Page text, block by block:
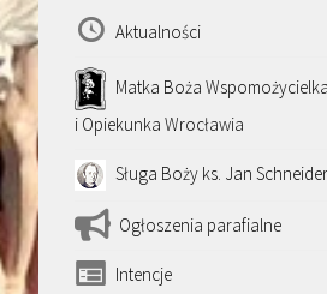
Aktualności
Matka Boża Wspomożycielka
i Opiekunka Wrocławia
Sługa Boży ks. Jan Schneider
Ogłoszenia parafialne
Intencje